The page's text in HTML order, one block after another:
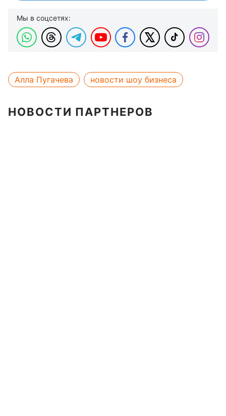
Мы в соцсетях:
Алла Пугачева новости шоу бизнеса
НОВОСТИ ПАРТНЕРОВ